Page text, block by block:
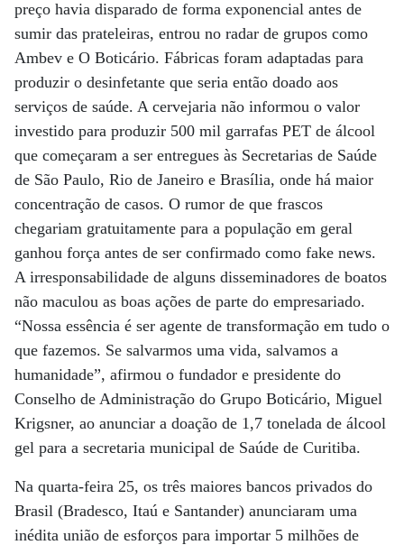
preço havia disparado de forma exponencial antes de
sumir das prateleiras, entrou no radar de grupos como
Ambev e O Boticário. Fábricas foram adaptadas para
produzir o desinfetante que seria então doado aos
serviços de saúde. A cervejaria não informou o valor
investido para produzir 500 mil garrafas PET de álcool
que começaram a ser entregues às Secretarias de Saúde
de São Paulo, Rio de Janeiro e Brasília, onde há maior
concentração de casos. O rumor de que frascos
chegariam gratuitamente para a população em geral
ganhou força antes de ser confirmado como fake news.
A irresponsabilidade de alguns disseminadores de boatos
não maculou as boas ações de parte do empresariado.
“Nossa essência é ser agente de transformação em tudo o
que fazemos. Se salvarmos uma vida, salvamos a
humanidade”, afirmou o fundador e presidente do
Conselho de Administração do Grupo Boticário, Miguel
Krigsner, ao anunciar a doação de 1,7 tonelada de álcool
gel para a secretaria municipal de Saúde de Curitiba.
Na quarta-feira 25, os três maiores bancos privados do
Brasil (Bradesco, Itaú e Santander) anunciaram uma
inédita união de esforços para importar 5 milhões de